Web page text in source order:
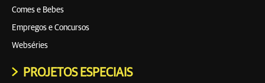
Comes e Bebes
Empregos e Concursos
Webséries
PROJETOS ESPECIAIS